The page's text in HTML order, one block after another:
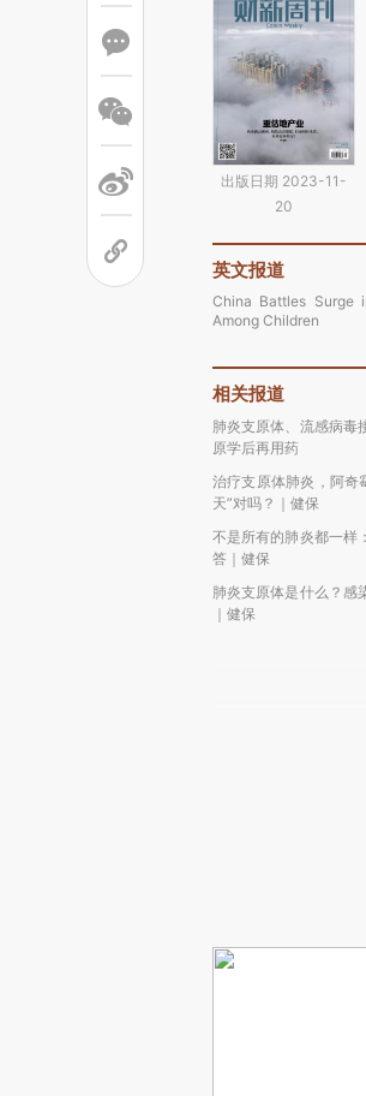
出版日期 2023-11-
20
英文报道
China Battles Surge
Among Children
相关报道
肺炎支原体、流感病毒
原学后再用药
治疗支原体肺炎，阿奇
天”对吗？｜健保
不是所有的肺炎都一样
答｜健保
肺炎支原体是什么？感
｜健保